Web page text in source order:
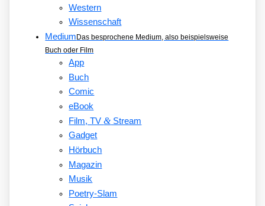
Western
Wissenschaft
Medium Das besprochene Medium, also beispielsweise
Buch oder Film
App
Buch
Comic
eBook
Film, TV&Stream
Gadget
Hörbuch
Magazin
Musik
Poetry-Slam